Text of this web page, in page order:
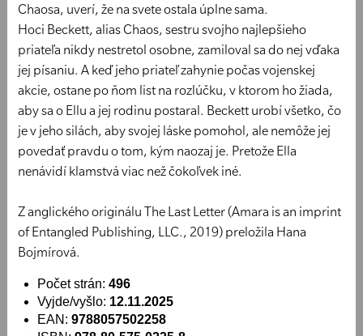
Chaosa, uverí, že na svete ostala úplne sama.
Hoci Beckett, alias Chaos, sestru svojho najlepšieho
priateľa nikdy nestretol osobne, zamiloval sa do nej vďaka
jej písaniu. A keď jeho priateľ zahynie počas vojenskej
akcie, ostane po ňom list na rozlúčku, v ktorom ho žiada,
aby sa o Ellu a jej rodinu postaral. Beckett urobí všetko, čo
je v jeho silách, aby svojej láske pomohol, ale nemôže jej
povedať pravdu o tom, kým naozaj je. Pretože Ella
nenávidí klamstvá viac než čokoľvek iné.
Z anglického originálu The Last Letter (Amara is an imprint
of Entangled Publishing, LLC., 2019) preložila Hana
Bojmírová.
Počet strán: 496
Vyjde/vyšlo: 12.11.2025
EAN: 9788057502258